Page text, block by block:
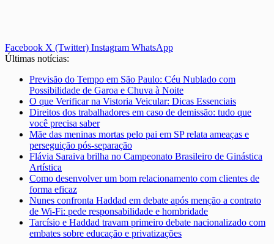
Facebook X (Twitter) Instagram WhatsApp
Últimas notícias:
Previsão do Tempo em São Paulo: Céu Nublado com
Possibilidade de Garoa e Chuva à Noite
O que Verificar na Vistoria Veicular: Dicas Essenciais
Direitos dos trabalhadores em caso de demissão: tudo que
você precisa saber
Mãe das meninas mortas pelo pai em SP relata ameaças e
perseguição pós-separação
Flávia Saraiva brilha no Campeonato Brasileiro de Ginástica
Artística
Como desenvolver um bom relacionamento com clientes de
forma eficaz
Nunes confronta Haddad em debate após menção a contrato
de Wi-Fi: pede responsabilidade e hombridade
Tarcísio e Haddad travam primeiro debate nacionalizado com
embates sobre educação e privatizações